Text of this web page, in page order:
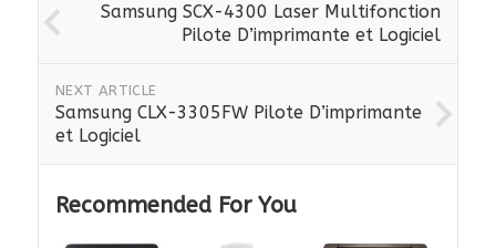
Samsung SCX-4300 Laser Multifonction
Pilote D’imprimante et Logiciel
NEXT ARTICLE
Samsung CLX-3305FW Pilote D’imprimante
et Logiciel
Recommended For You